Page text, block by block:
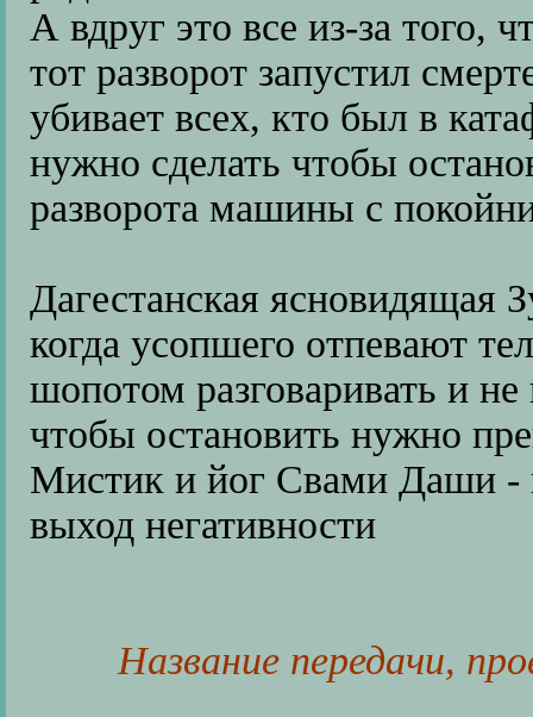
А вдруг это все из-за того,
тот разворот запустил
убивает всех, кто был в
нужно сделать чтобы
разворота машины с
Дагестанская ясновидящая
когда усопшего отпевают
шопотом разговаривать и
чтобы остановить нужно
Мистик и йог Свами Даши -
выход негативности
Название передачи,